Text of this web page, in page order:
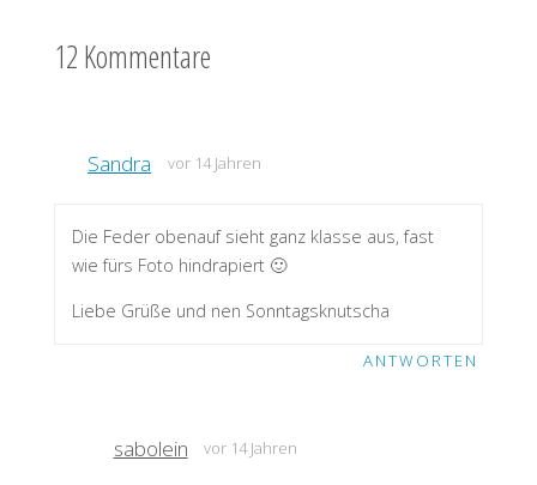
12 Kommentare
Sandra vor 14 Jahren
Die Feder obenauf sieht ganz klasse aus, fast
wie fürs Foto hindrapiert 🙂
Liebe Grüße und nen Sonntagsknutscha
ANTWORTEN
sabolein vor 14 Jahren